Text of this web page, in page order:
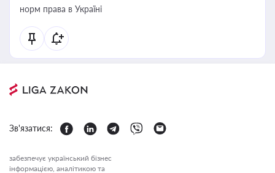
норм права в Україні
Зв'язатися:
забезпечує український бізнес
інформацією, аналітикою та